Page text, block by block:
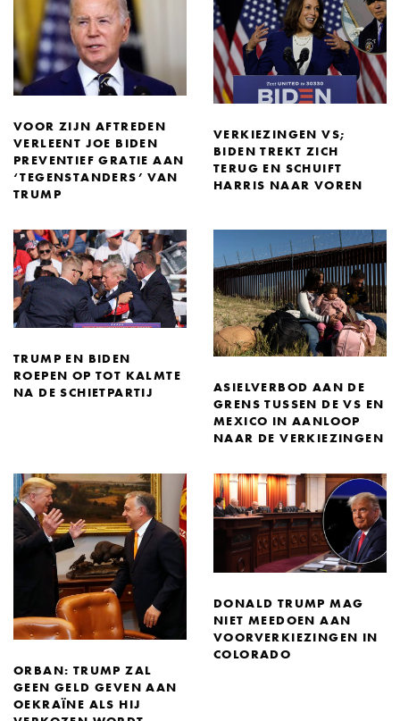
VOOR ZIJN AFTREDEN
VERLEENT JOE BIDEN
PREVENTIEF GRATIE AAN
‘TEGENSTANDERS’ VAN
TRUMP
VERKIEZINGEN VS;
BIDEN TREKT ZICH
TERUG EN SCHUIFT
HARRIS NAAR VOREN
TRUMP EN BIDEN
ROEPEN OP TOT KALMTE
NA DE SCHIETPARTIJ
ASIELVERBOD AAN DE
GRENS TUSSEN DE VS EN
MEXICO IN AANLOOP
NAAR DE VERKIEZINGEN
ORBAN: TRUMP ZAL
GEEN GELD GEVEN AAN
OEKRAÏNE ALS HIJ
DONALD TRUMP MAG
NIET MEEDOEN AAN
VOORVERKIEZINGEN IN
COLORADO